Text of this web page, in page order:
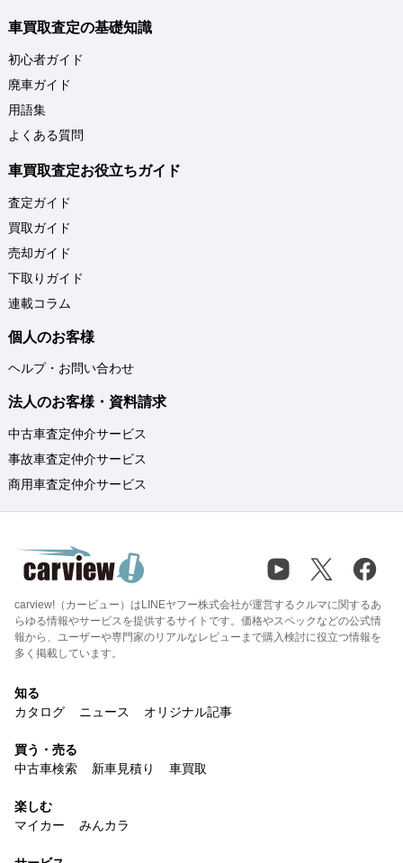
車買取査定の基礎知識
初心者ガイド
廃車ガイド
用語集
よくある質問
車買取査定お役立ちガイド
査定ガイド
買取ガイド
売却ガイド
下取りガイド
連載コラム
個人のお客様
ヘルプ・お問い合わせ
法人のお客様・資料請求
中古車査定仲介サービス
事故車査定仲介サービス
商用車査定仲介サービス
carview!（カービュー）はLINEヤフー株式会社が運営するクルマに関するあ
らゆる情報やサービスを提供するサイトです。価格やスペックなどの公式情
報から、ユーザーや専門家のリアルなレビューまで購入検討に役立つ情報を
多く掲載しています。
知る
カタログ
ニュース オリジナル記事
買う・売る
中古車検索
新車見積り 車買取
楽しむ
マイカー
みんカラ